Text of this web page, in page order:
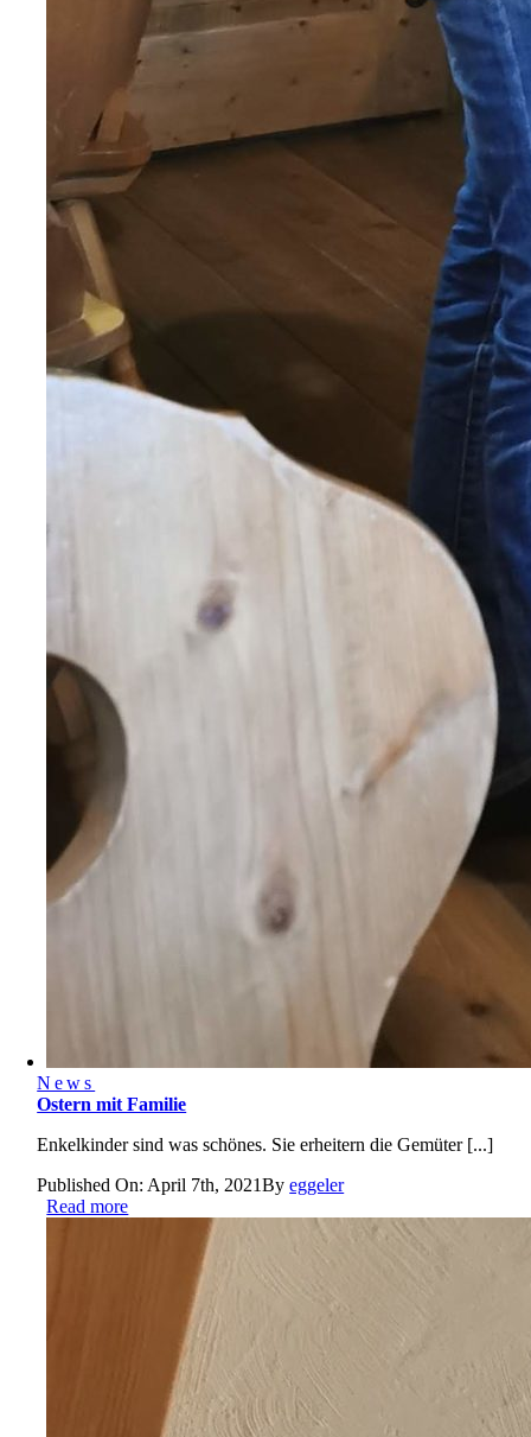
News
Ostern mit Familie
Enkelkinder sind was schönes. Sie erheitern die Gemüter [...]
Published On: April 7th, 2021Byeggeler
Read more